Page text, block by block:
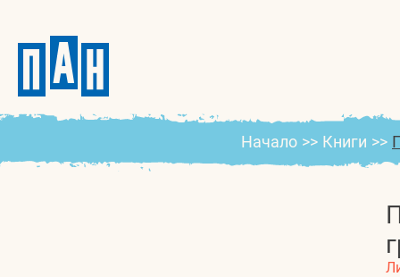
Начало >> Книги >>